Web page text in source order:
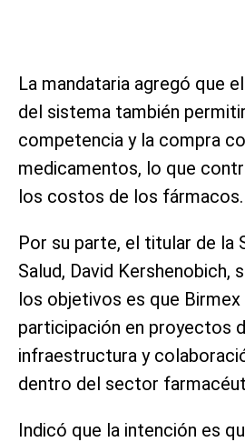
La mandataria agregó que
del sistema también
competencia y la compra
medicamentos, lo que
los costos de los fármacos.
Por su parte, el titular de la
Salud, David Kershenobich,
los objetivos es que Birmex
participación en proyectos
infraestructura y
dentro del sector
Indicó que la intención es